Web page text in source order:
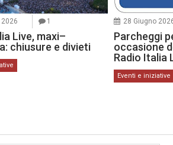
1
Live, maxi–
chiusure e divieti
28 Giugno
Parcheggi
occasione
Radio Italia
Eventi e iniziative